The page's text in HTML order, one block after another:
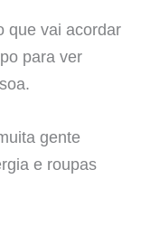
que vai acordar
para ver
gente
e roupas